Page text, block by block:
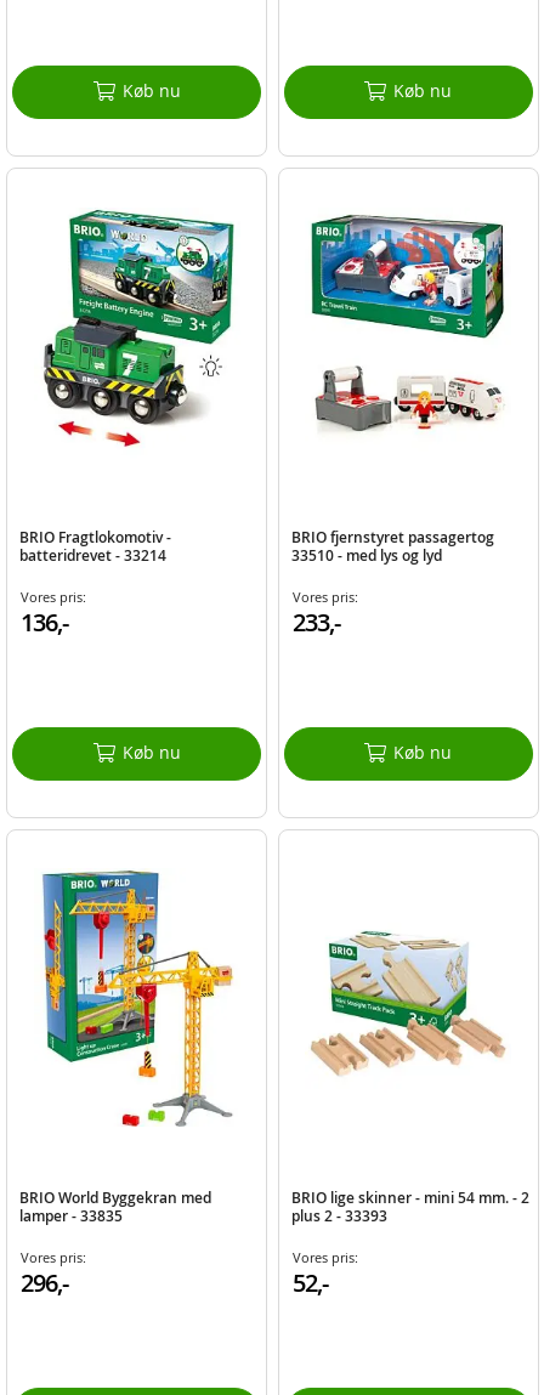
Køb nu Køb nu
BRIO Fragtlokomotiv -
batteridrevet - 33214
Vores pris:
136,-
Køb nu
BRIO fjernstyret passagertog
33510 - med lys og lyd
Vores pris:
233,-
Køb nu
BRIO World Byggekran med
lamper - 33835
Vores pris:
296,-
BRIO lige skinner - mini 54 mm. - 2
plus 2 - 33393
Vores pris:
52,-